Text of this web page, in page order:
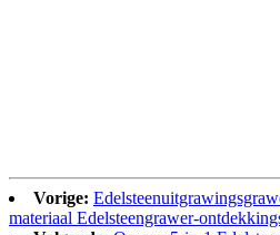
Vorige:
materiaal Edelsteengrawer-